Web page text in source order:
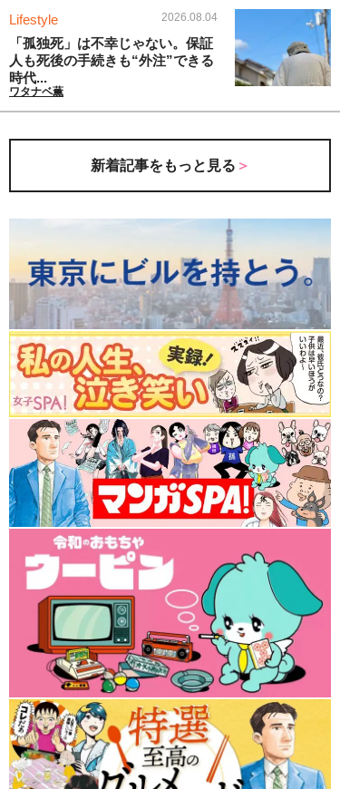
Lifestyle 2026.08.04
「孤独死」は不幸じゃない。保証
人も死後の手続きも“外注”できる
時代...
ワタナベ薫
新着記事をもっと見る